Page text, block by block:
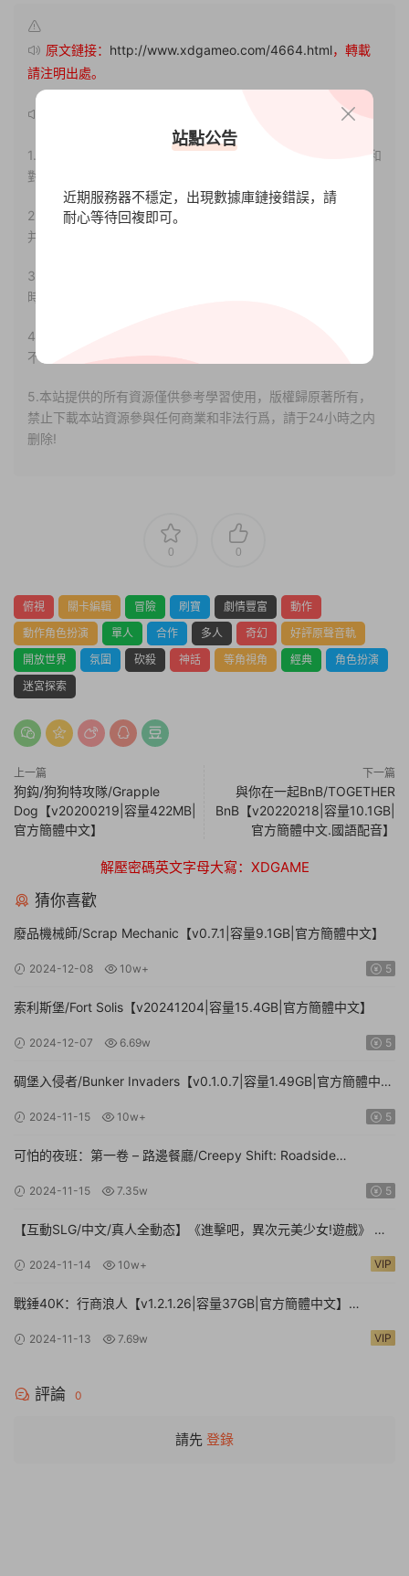
原文鏈接： http://www.xdgameo.com/4664.html，轉載
請注明出處。
1.本站部分内容轉載自其它媒體，但并不代表本站贊同其觀點和
對其真實性負責。
2.若您需要商業運營或用于其他商業活動，請您購買正版授權
并合法使用。
3.如果本站有侵犯、不妥之處的資源，請聯系我們。将會第一
時間解決！
4.本站部分内容均由互聯網收集整理，僅供大家參考、學習，
不存在任何商業目的與商業用途。
5.本站提供的所有資源僅供參考學習使用，版權歸原著所有，
禁止下載本站資源參與任何商業和非法行爲，請于24小時之内
删除!
0 0
俯視 關卡編輯 冒險 刷寶 劇情豐富
動作
動作角色扮演
單人 合作 多人 奇幻
好評原聲音軌
開放世界
氛圍 砍殺 神話 等角視角 經典
角色扮演
迷宮探索
上一篇
狗鈎/狗狗特攻隊/Grapple
Dog【v20200219|容量422MB|
官方簡體中文】
下一篇
與你在一起BnB/TOGETHER
BnB【v20220218|容量10.1GB|
官方簡體中文.國語配音】
解壓密碼英文字母大寫：XDGAME
猜你喜歡
廢品機械師/Scrap Mechanic【v0.7.1|容量9.1GB|官方簡體中文】
2024-12-08 10w+ 5
索利斯堡/Fort Solis【v20241204|容量15.4GB|官方簡體中文】
2024-12-07 6.69w 5
碉堡入侵者/Bunker Invaders【v0.1.0.7|容量1.49GB|官方簡體中
2024-11-15 10w+ 5
可怕的夜班：第一卷 – 路邊餐廳/Creepy Shift: Roadside
2024-11-15 7.35w 5
【互動SLG/中文/真人全動态】《進擊吧，異次元美少女!遊戲》 官
2024-11-14 10w+ VIP
戰錘40K：行商浪人【v1.2.1.26|容量37GB|官方簡體中文】
2024-11-13 7.69w VIP
評論 0
請先 登錄
站點公告
近期服務器不穩定，出現數據庫鏈接錯誤，請
耐心等待回複即可。